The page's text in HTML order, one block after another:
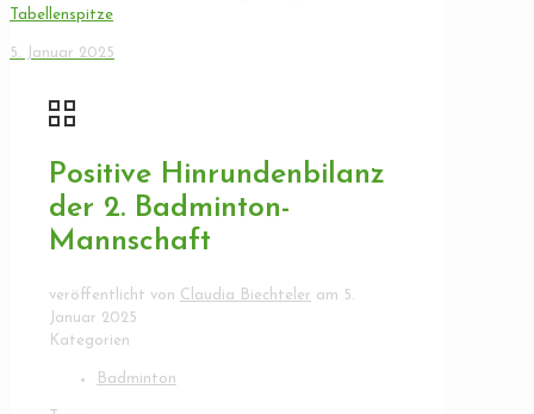
Tabellenspitze
5. Januar 2025
Positive Hinrundenbilanz
der 2. Badminton-
Mannschaft
veröffentlicht von Claudia Biechteler am 5.
Januar 2025
Kategorien
Badminton